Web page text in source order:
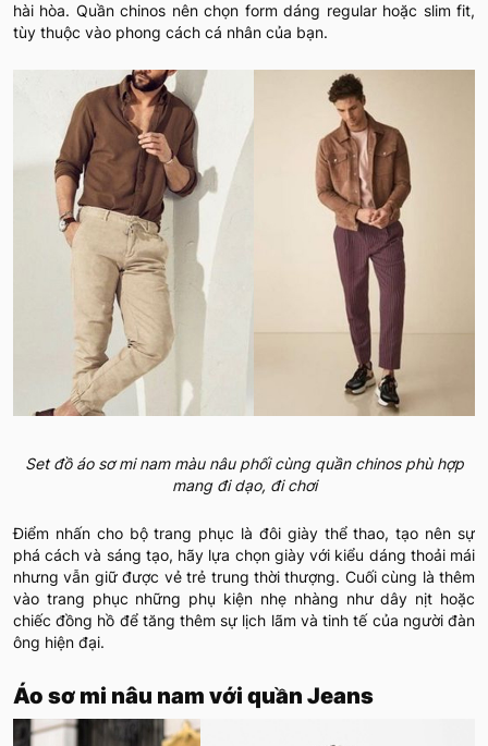
hài hòa. Quần chinos nên chọn form dáng regular hoặc slim fit,
tùy thuộc vào phong cách cá nhân của bạn.
Set đồ áo sơ mi nam màu nâu phối cùng quần chinos phù hợp
mang đi dạo, đi chơi
Điểm nhấn cho bộ trang phục là đôi giày thể thao, tạo nên sự
phá cách và sáng tạo, hãy lựa chọn giày với kiểu dáng thoải mái
nhưng vẫn giữ được vẻ trẻ trung thời thượng. Cuối cùng là thêm
vào trang phục những phụ kiện nhẹ nhàng như dây nịt hoặc
chiếc đồng hồ để tăng thêm sự lịch lãm và tinh tế của người đàn
ông hiện đại.
Áo sơ mi nâu nam với quần Jeans